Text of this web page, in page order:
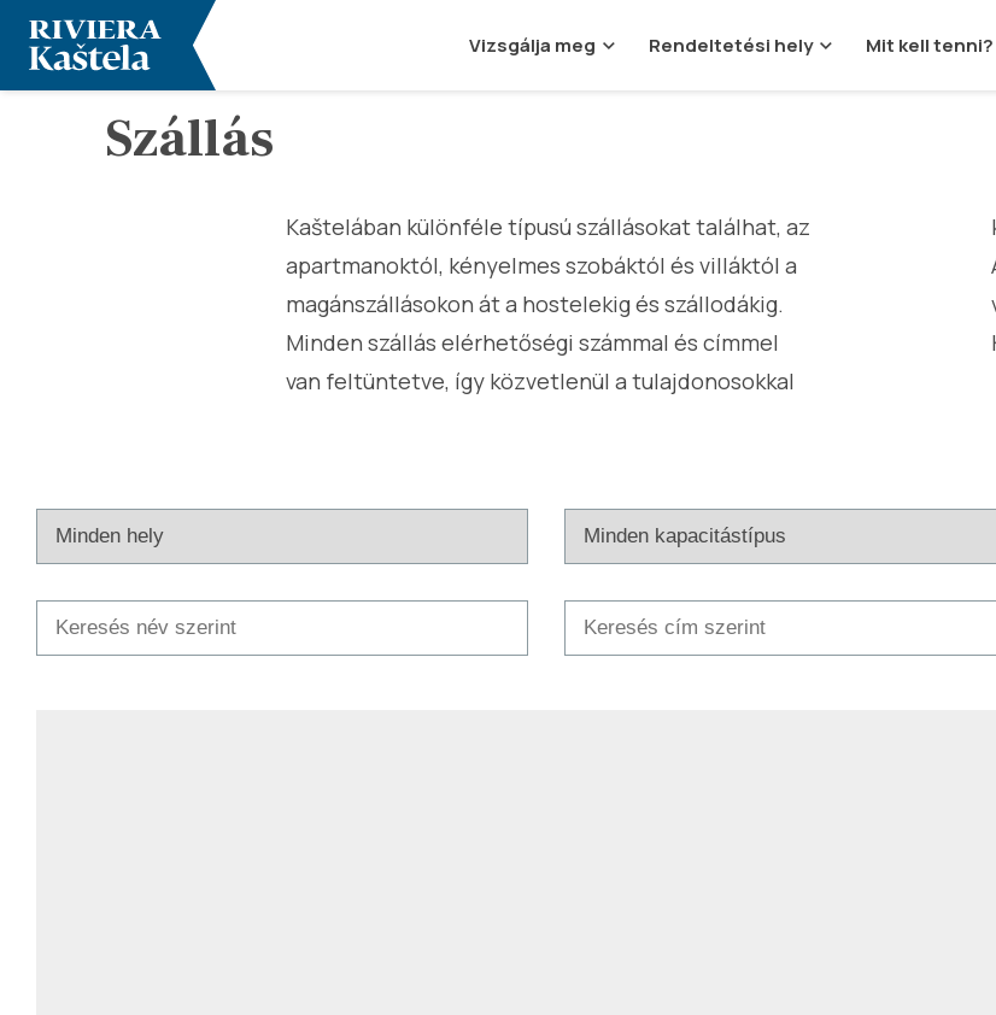
Vizsgálja meg Rendeltetési hely Mit kell tenni?
Szállás
Kaštelában különféle típusú szállásokat találhat, az
apartmanoktól, kényelmes szobáktól és villáktól a
magánszállásokon át a hostelekig és szállodákig.
Minden szállás elérhetőségi számmal és címmel
van feltüntetve, így közvetlenül a tulajdonosokkal